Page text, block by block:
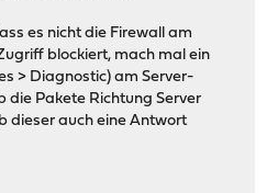
es nicht die Firewall am
blockiert, mach mal ein
> Diagnostic) am Server-
die Pakete Richtung Server
dieser auch eine Antwort